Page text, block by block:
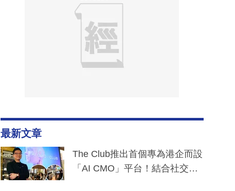
最新文章
The Club推出首個專為港企而設
「AI CMO」平台！結合社交聆